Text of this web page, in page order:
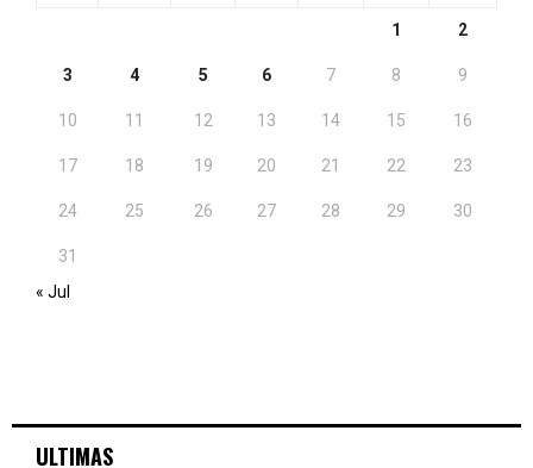
1 2
3 4 5 6 7 8 9
10 11 12 13 14 15 16
17 18 19 20 21 22 23
24 25 26 27 28 29 30
31
« Jul
ULTIMAS